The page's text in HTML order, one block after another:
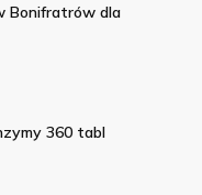
Bonifratrów dla
360 tabl